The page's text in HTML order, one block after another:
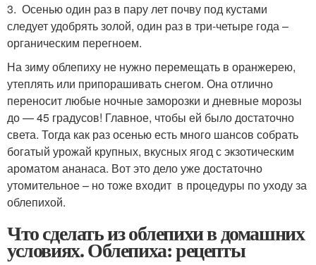
3. Осенью один раз в пару лет почву под кустами
следует удобрять золой, один раз в три-четыре года –
органическим перегноем.
На зиму облепиху не нужно перемещать в оранжерею,
утеплять или припорашивать снегом. Она отлично
переносит любые ночные заморозки и дневные морозы
до — 45 градусов! Главное, чтобы ей было достаточно
света. Тогда как раз осенью есть много шансов собрать
богатый урожай крупных, вкусных ягод с экзотическим
ароматом ананаса. Вот это дело уже достаточно
утомительное – но тоже входит в процедуры по уходу за
облепихой.
Что сделать из облепихи в домашних
условиях. Облепиха: рецепты